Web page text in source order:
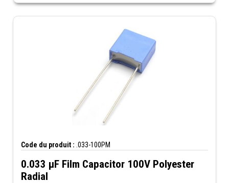
Code du produit : .033-100PM
0.033 µF Film Capacitor 100V Polyester
Radial